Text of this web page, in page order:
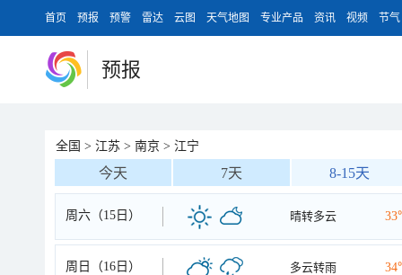
首页 预报 预警 雷达 云图 天气地图 专业产品 资讯 视频 节气
预报
全国 > 江苏 > 南京 > 江宁
今天 7天 8-15天
周六（15日） 晴转多云
周日（16日） 多云转雨